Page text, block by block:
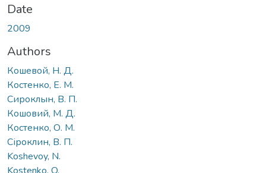
Date
2009
Authors
Кошевой, Н. Д.
Костенко, Е. М.
Сироклын, В. П.
Кошовий, М. Д.
Костенко, О. М.
Сіроклин, В. П.
Koshevoy, N.